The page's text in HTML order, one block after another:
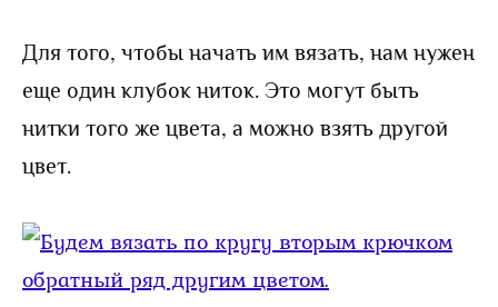
Для того, чтобы начать им вязать, нам нужен
еще один клубок ниток. Это могут быть
нитки того же цвета, а можно взять другой
цвет.